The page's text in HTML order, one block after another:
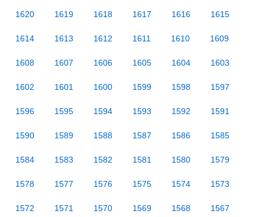
1620 1619 1618 1617 1616 1615
1614 1613 1612 1611 1610 1609
1608 1607 1606 1605 1604 1603
1602 1601 1600 1599 1598 1597
1596 1595 1594 1593 1592 1591
1590 1589 1588 1587 1586 1585
1584 1583 1582 1581 1580 1579
1578 1577 1576 1575 1574 1573
1572 1571 1570 1569 1568 1567